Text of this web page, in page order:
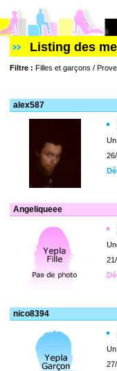
Listing des
Filtre : Filles et garçons /
alex587
Angeliqueee
nico8394